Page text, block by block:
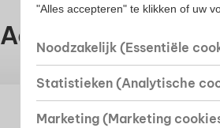
UITGEBREIDE
Aanvullende
"Alles accepteren" te klikken of uw
Noodzakelijk (Essentiële
Statistieken (Analytische
Marketing (Marketing